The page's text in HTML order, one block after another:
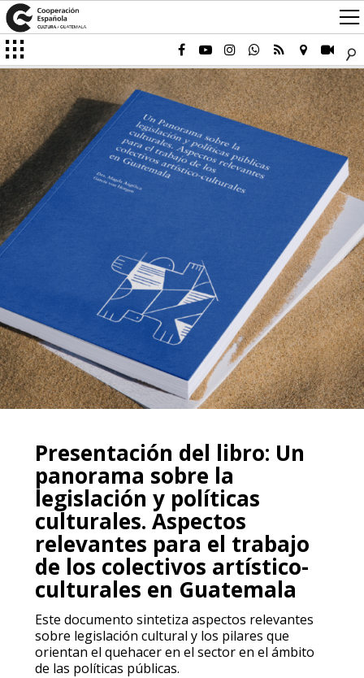
Presentación del libro: Un
panorama sobre la
legislación y políticas
culturales. Aspectos
relevantes para el trabajo
de los colectivos artístico-
culturales en Guatemala
Este documento sintetiza aspectos relevantes
sobre legislación cultural y los pilares que
orientan el quehacer en el sector en el ámbito
de las políticas públicas.